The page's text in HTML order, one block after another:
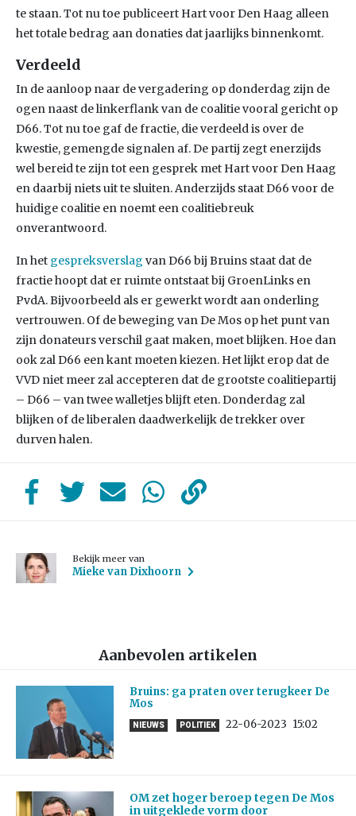
te staan. Tot nu toe publiceert Hart voor Den Haag alleen
het totale bedrag aan donaties dat jaarlijks binnenkomt.
Verdeeld
In de aanloop naar de vergadering op donderdag zijn de
ogen naast de linkerflank van de coalitie vooral gericht op
D66. Tot nu toe gaf de fractie, die verdeeld is over de
kwestie, gemengde signalen af. De partij zegt enerzijds
wel bereid te zijn tot een gesprek met Hart voor Den Haag
en daarbij niets uit te sluiten. Anderzijds staat D66 voor de
huidige coalitie en noemt een coalitiebreuk
onverantwoord.
In het gespreksverslag van D66 bij Bruins staat dat de
fractie hoopt dat er ruimte ontstaat bij GroenLinks en
PvdA. Bijvoorbeeld als er gewerkt wordt aan onderling
vertrouwen. Of de beweging van De Mos op het punt van
zijn donateurs verschil gaat maken, moet blijken. Hoe dan
ook zal D66 een kant moeten kiezen. Het lijkt erop dat de
VVD niet meer zal accepteren dat de grootste coalitiepartij
– D66 – van twee walletjes blijft eten. Donderdag zal
blijken of de liberalen daadwerkelijk de trekker over
durven halen.
Bekijk meer van
Mieke van Dixhoorn
Aanbevolen artikelen
Bruins: ga praten over terugkeer De
Mos
NIEUWS POLITIEK 22-06-2023 15:02
OM zet hoger beroep tegen De Mos
in uitgeklede vorm door